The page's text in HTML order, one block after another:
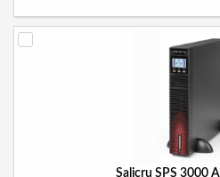
Salicru SPS 3000